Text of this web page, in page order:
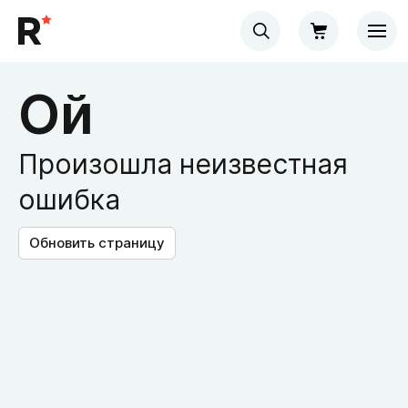
Ой
Произошла неизвестная
ошибка
Обновить страницу